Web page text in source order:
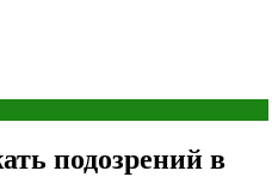
подозрений в